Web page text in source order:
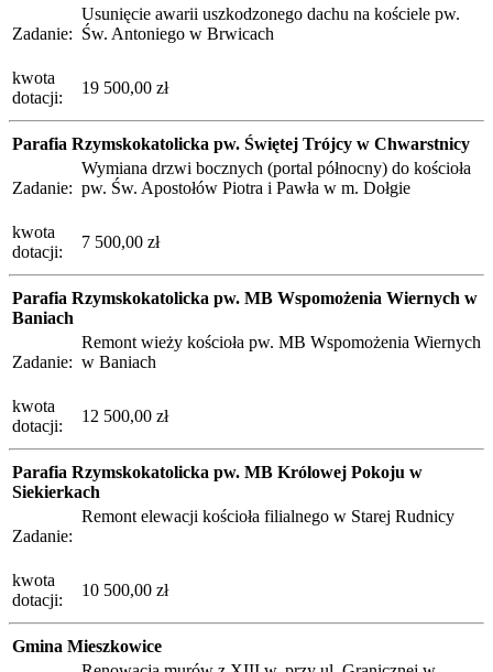
Zadanie:
Usunięcie awarii uszkodzonego dachu na kościele pw.
Św. Antoniego w Brwicach
kwota
dotacji:
19 500,00 zł
Parafia Rzymskokatolicka pw. Świętej Trójcy w Chwarstnicy
Zadanie:
Wymiana drzwi bocznych (portal północny) do kościoła
pw. Św. Apostołów Piotra i Pawła w m. Dołgie
kwota
dotacji:
7 500,00 zł
Parafia Rzymskokatolicka pw. MB Wspomożenia Wiernych w
Baniach
Zadanie:
Remont wieży kościoła pw. MB Wspomożenia Wiernych
w Baniach
kwota
dotacji:
12 500,00 zł
Parafia Rzymskokatolicka pw. MB Królowej Pokoju w
Siekierkach
Zadanie:
Remont elewacji kościoła filialnego w Starej Rudnicy
kwota
dotacji:
10 500,00 zł
Gmina Mieszkowice